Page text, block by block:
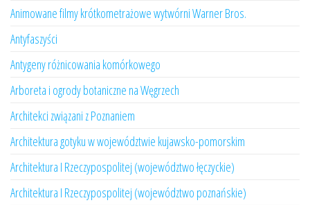
Animowane filmy krótkometrażowe wytwórni Warner Bros.
Antyfaszyści
Antygeny różnicowania komórkowego
Arboreta i ogrody botaniczne na Węgrzech
Architekci związani z Poznaniem
Architektura gotyku w województwie kujawsko-pomorskim
Architektura I Rzeczypospolitej (województwo łęczyckie)
Architektura I Rzeczypospolitej (województwo poznańskie)